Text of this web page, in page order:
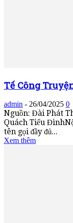
Tế Công
admin - 26/04/2025 0
Nguồn: Đài Phát
Quách Tiểu
tên gọi đầy đủ...
Xem thêm